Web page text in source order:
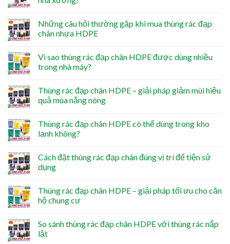
Những câu hỏi thường gặp khi mua thùng rác đạp
chân nhựa HDPE
Vì sao thùng rác đạp chân HDPE được dùng nhiều
trong nhà máy?
Thùng rác đạp chân HDPE – giải pháp giảm mùi hiệu
quả mùa nắng nóng
Thùng rác đạp chân HDPE có thể dùng trong kho
lạnh không?
Cách đặt thùng rác đạp chân đúng vị trí để tiện sử
dụng
Thùng rác đạp chân HDPE – giải pháp tối ưu cho căn
hộ chung cư
So sánh thùng rác đạp chân HDPE với thùng rác nắp
lật